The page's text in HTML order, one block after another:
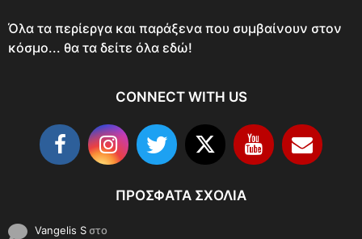
Όλα τα περίεργα και παράξενα που συμβαίνουν στον
κόσμο... θα τα δείτε όλα εδώ!
CONNECT WITH US
ΠΡΌΣΦΑΤΑ ΣΧΌΛΙΑ
Vangelis Sστο